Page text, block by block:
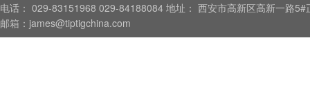
电话： 029-83151968 029-84188084 地址： 西安市高新区高新一路5#
邮箱：james@tiptigchina.com